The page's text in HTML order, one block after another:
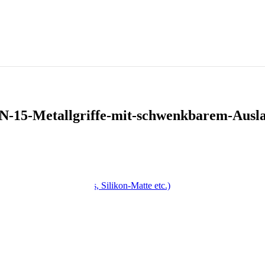
Drehspieß, Antihaft-Fass, Silikon-Matte etc.)
15-Metallgriffe-mit-schwenkbarem-